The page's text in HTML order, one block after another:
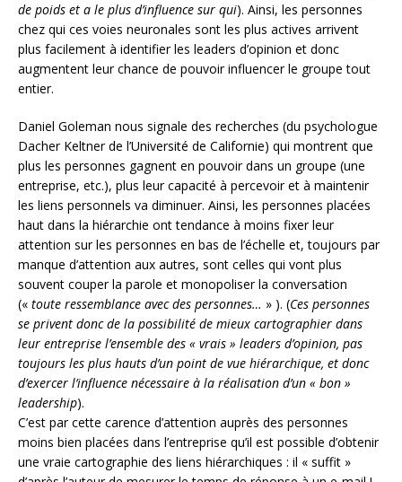
de poids et a le plus d’influence sur qui). Ainsi, les personnes
chez qui ces voies neuronales sont les plus actives arrivent
plus facilement à identifier les leaders d’opinion et donc
augmentent leur chance de pouvoir influencer le groupe tout
entier.
Daniel Goleman nous signale des recherches (du psychologue
Dacher Keltner de l’Université de Californie) qui montrent que
plus les personnes gagnent en pouvoir dans un groupe (une
entreprise, etc.), plus leur capacité à percevoir et à maintenir
les liens personnels va diminuer. Ainsi, les personnes placées
haut dans la hiérarchie ont tendance à moins fixer leur
attention sur les personnes en bas de l’échelle et, toujours par
manque d’attention aux autres, sont celles qui vont plus
souvent couper la parole et monopoliser la conversation
(« toute ressemblance avec des personnes… » ). (Ces personnes
se privent donc de la possibilité de mieux cartographier dans
leur entreprise l’ensemble des « vrais » leaders d’opinion, pas
toujours les plus hauts d’un point de vue hiérarchique, et donc
d’exercer l’influence nécessaire à la réalisation d’un « bon »
leadership).
C’est par cette carence d’attention auprès des personnes
moins bien placées dans l’entreprise qu’il est possible d’obtenir
une vraie cartographie des liens hiérarchiques : il « suffit »